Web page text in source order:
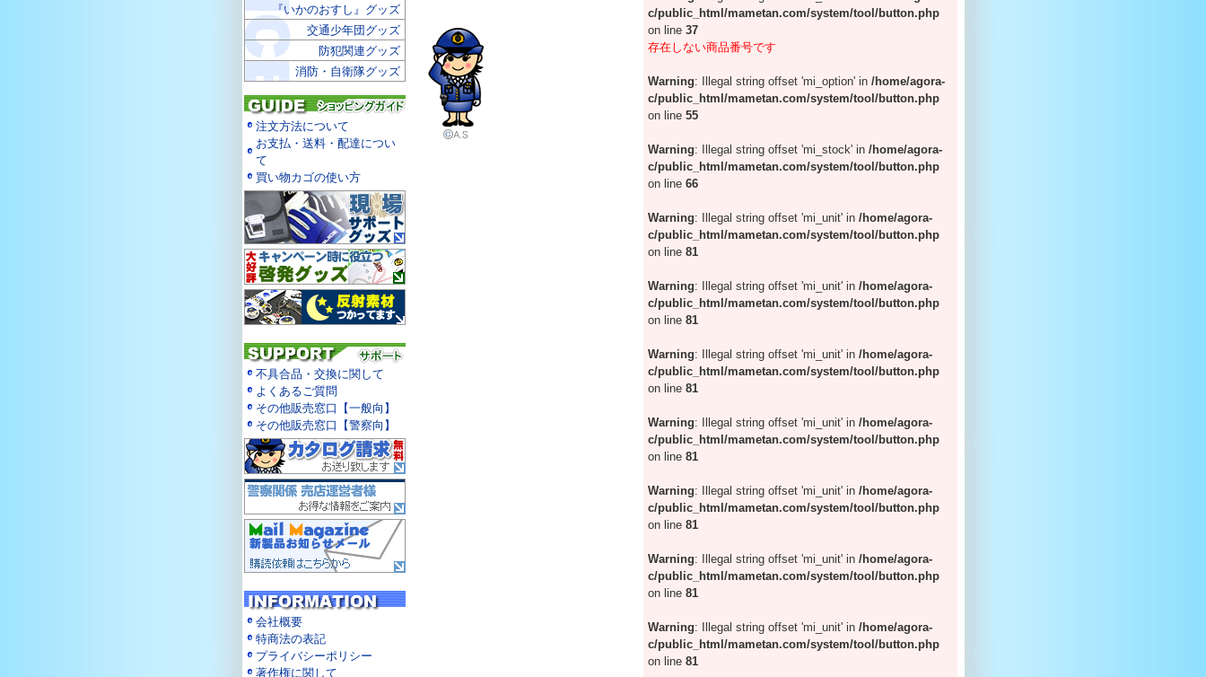
c/public_html/mametan.com/system/tool/button.php
on line 37
存在しない商品番号です
Warning: Illegal string offset 'mi_option' in /home/agora-
c/public_html/mametan.com/system/tool/button.php
on line 55
Warning: Illegal string offset 'mi_stock' in /home/agora-
c/public_html/mametan.com/system/tool/button.php
on line 66
Warning: Illegal string offset 'mi_unit' in /home/agora-
c/public_html/mametan.com/system/tool/button.php
on line 81
Warning: Illegal string offset 'mi_unit' in /home/agora-
c/public_html/mametan.com/system/tool/button.php
on line 81
Warning: Illegal string offset 'mi_unit' in /home/agora-
c/public_html/mametan.com/system/tool/button.php
on line 81
Warning: Illegal string offset 'mi_unit' in /home/agora-
c/public_html/mametan.com/system/tool/button.php
on line 81
Warning: Illegal string offset 'mi_unit' in /home/agora-
c/public_html/mametan.com/system/tool/button.php
on line 81
Warning: Illegal string offset 'mi_unit' in /home/agora-
c/public_html/mametan.com/system/tool/button.php
on line 81
Warning: Illegal string offset 'mi_unit' in /home/agora-
c/public_html/mametan.com/system/tool/button.php
on line 81
『いかのおすし』グッズ
交通少年団グッズ
防犯関連グッズ
消防・自衛隊グッズ
注文方法について
お支払・送料・配達につい
て
買い物カゴの使い方
不具合品・交換に関して
よくあるご質問
その他販売窓口【一般向】
その他販売窓口【警察向】
会社概要
特商法の表記
プライバシーポリシー
著作権に関して